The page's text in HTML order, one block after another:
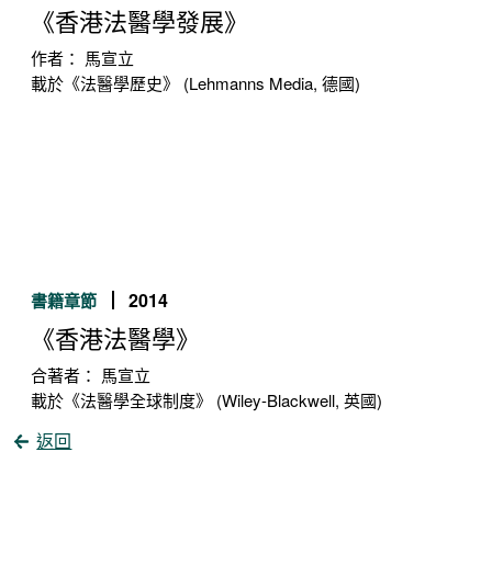
《香港法醫學發展》
作者： 馬宣立
載於《法醫學歷史》 (Lehmanns Media, 德國)
書籍章節 2014
《香港法醫學》
合著者： 馬宣立
載於《法醫學全球制度》 (Wiley-Blackwell, 英國)
返回